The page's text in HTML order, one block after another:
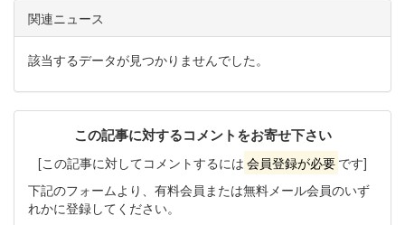
関連ニュース
該当するデータが見つかりませんでした。
この記事に対するコメントをお寄せ下さい
[この記事に対してコメントするには 会員登録が必要 です]
下記のフォームより、有料会員または無料メール会員のいず
れかに登録してください。